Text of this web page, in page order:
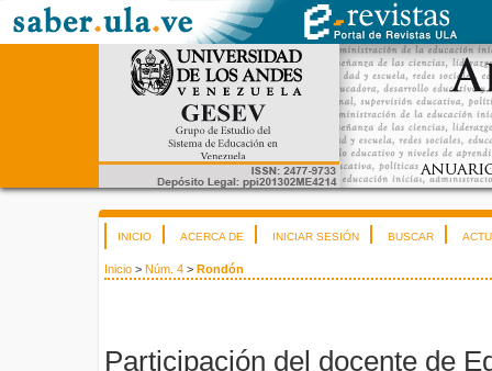
INICIO ACERCA DE INICIAR SESIÓN BUSCAR
Inicio > Núm. 4 > Rondón
Participación del docente de